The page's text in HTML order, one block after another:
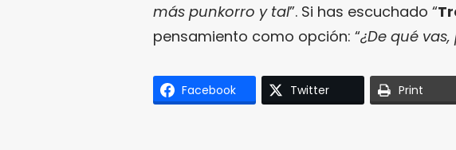
más punkorro y tal”. Si has escuchado “
pensamiento como opción: “¿De qué
Facebook Twitter Print